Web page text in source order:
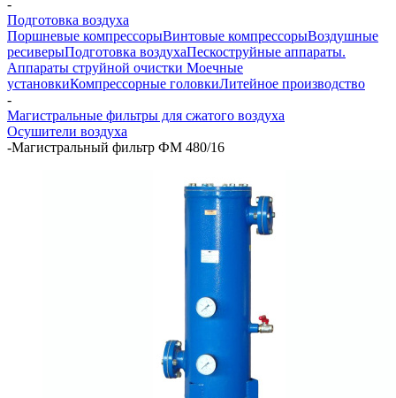
-
Подготовка воздуха
Поршневые компрессорыВинтовые компрессорыВоздушные
ресиверыПодготовка воздухаПескоструйные аппараты.
Аппараты струйной очистки Моечные
установкиКомпрессорные головкиЛитейное производство
-
Магистральные фильтры для сжатого воздуха
Осушители воздуха
-Магистральный фильтр ФМ 480/16